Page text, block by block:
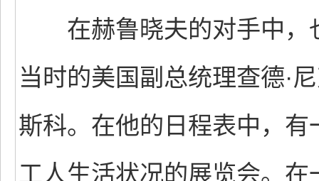
在赫鲁晓夫的对手中，
当时的美国副总统理查德·
斯科。在他的日程表中，
工人生活状况的展览会。